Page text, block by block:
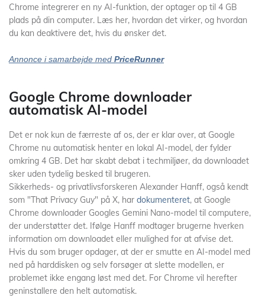
Chrome integrerer en ny AI-funktion, der optager op til 4 GB
plads på din computer. Læs her, hvordan det virker, og hvordan
du kan deaktivere det, hvis du ønsker det.
Annonce i samarbejde med PriceRunner
Google Chrome downloader
automatisk AI-model
Det er nok kun de færreste af os, der er klar over, at Google
Chrome nu automatisk henter en lokal AI-model, der fylder
omkring 4 GB. Det har skabt debat i techmiljøer, da downloadet
sker uden tydelig besked til brugeren.
Sikkerheds- og privatlivsforskeren Alexander Hanff, også kendt
som "That Privacy Guy" på X, har dokumenteret, at Google
Chrome downloader Googles Gemini Nano-model til computere,
der understøtter det. Ifølge Hanff modtager brugerne hverken
information om downloadet eller mulighed for at afvise det.
Hvis du som bruger opdager, at der er smutte en AI-model med
ned på harddisken og selv forsøger at slette modellen, er
problemet ikke engang løst med det. For Chrome vil herefter
geninstallere den helt automatisk.